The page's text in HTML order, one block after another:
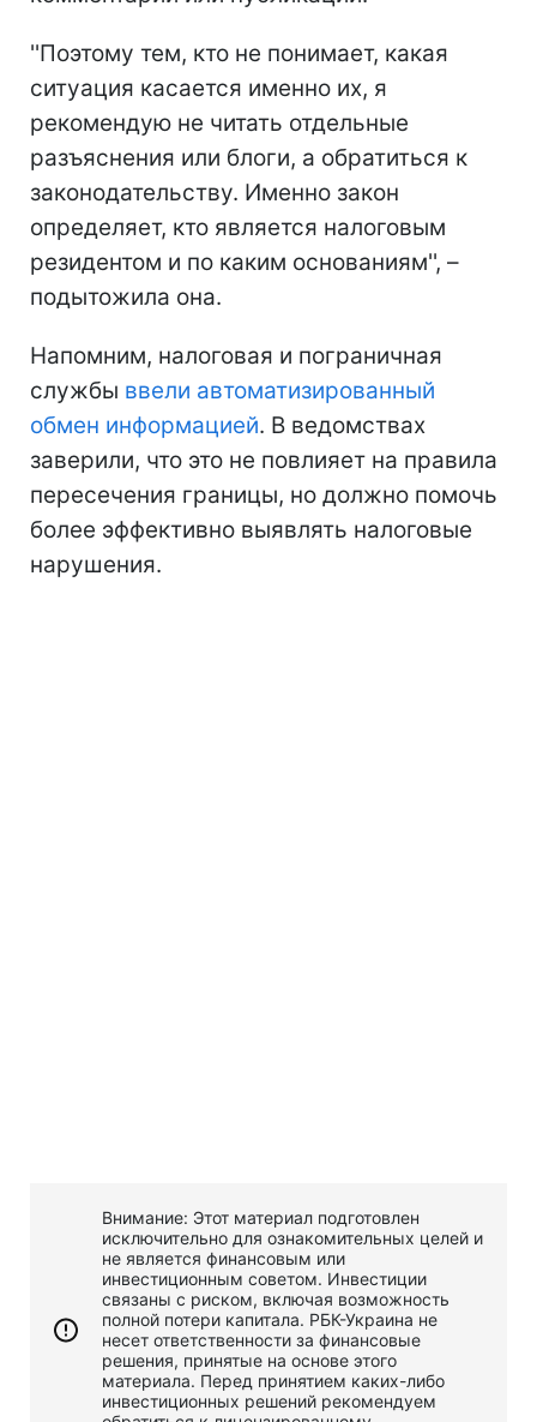
''Поэтому тем, кто не понимает, какая
ситуация касается именно их, я
рекомендую не читать отдельные
разъяснения или блоги, а обратиться к
законодательству. Именно закон
определяет, кто является налоговым
резидентом и по каким основаниям'', –
подытожила она.
Напомним, налоговая и пограничная
службы ввели автоматизированный
обмен информацией. В ведомствах
заверили, что это не повлияет на правила
пересечения границы, но должно помочь
более эффективно выявлять налоговые
нарушения.
Внимание: Этот материал подготовлен
исключительно для ознакомительных целей и
не является финансовым или
инвестиционным советом. Инвестиции
связаны с риском, включая возможность
полной потери капитала. РБК-Украина не
несет ответственности за финансовые
решения, принятые на основе этого
материала. Перед принятием каких-либо
инвестиционных решений рекомендуем